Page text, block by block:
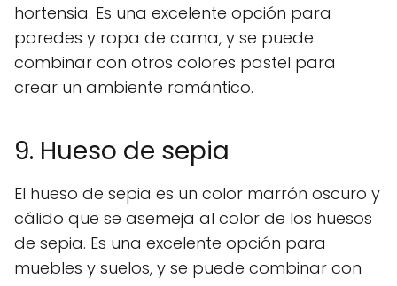
hortensia. Es una excelente opción para
paredes y ropa de cama, y se puede
combinar con otros colores pastel para
crear un ambiente romántico.
9. Hueso de sepia
El hueso de sepia es un color marrón oscuro y
cálido que se asemeja al color de los huesos
de sepia. Es una excelente opción para
muebles y suelos, y se puede combinar con